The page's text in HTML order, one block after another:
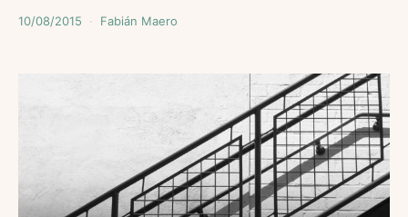
10/08/2015 Fabián Maero